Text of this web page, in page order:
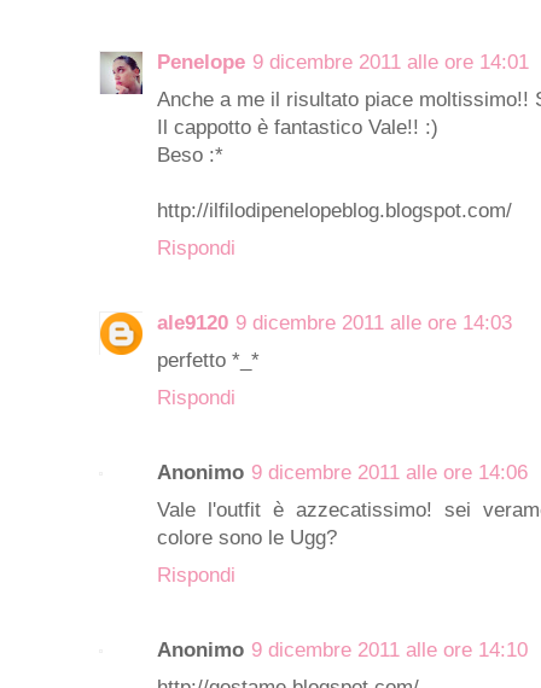
Penelope 9 dicembre 2011 alle ore 14:01
Anche a me il risultato piace moltissimo!!
Il cappotto è fantastico Vale!! :)
Beso :*
http://ilfilodipenelopeblog.blogspot.com/
Rispondi
ale9120 9 dicembre 2011 alle ore 14:03
perfetto *_*
Rispondi
Anonimo 9 dicembre 2011 alle ore 14:06
Vale l'outfit è azzecatissimo! sei
colore sono le Ugg?
Rispondi
Anonimo 9 dicembre 2011 alle ore 14:10